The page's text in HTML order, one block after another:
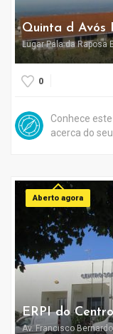
Quinta d Avós
Lugar Pala da Raposa
0
Conhece
acerca do
Aberto agora
ERPI do
Av. Francisco